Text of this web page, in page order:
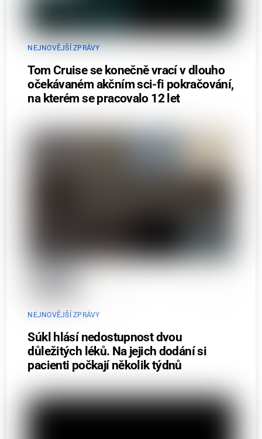
NEJNOVĚJŠÍ ZPRÁVY
Tom Cruise se konečně vrací v dlouho
očekávaném akčním sci-fi pokračování,
na kterém se pracovalo 12 let
NEJNOVĚJŠÍ ZPRÁVY
Súkl hlásí nedostupnost dvou
důležitých léků. Na jejich dodání si
pacienti počkají několik týdnů